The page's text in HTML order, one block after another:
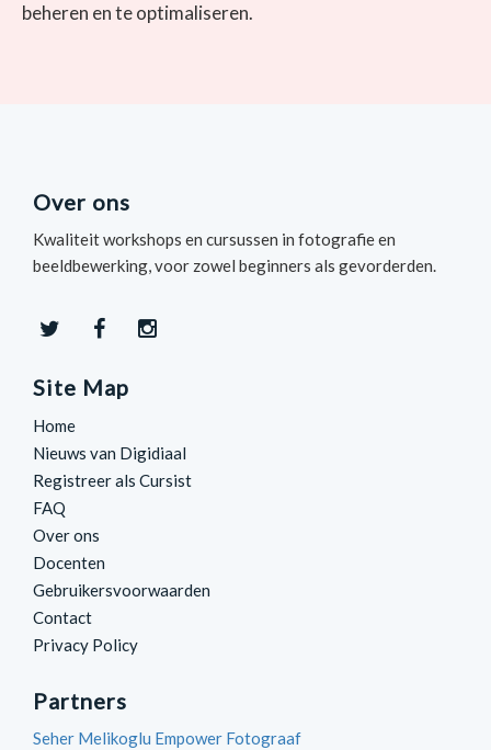
beheren en te optimaliseren.
Over ons
Kwaliteit workshops en cursussen in fotografie en
beeldbewerking, voor zowel beginners als gevorderden.
Site Map
Home
Nieuws van Digidiaal
Registreer als Cursist
FAQ
Over ons
Docenten
Gebruikersvoorwaarden
Contact
Privacy Policy
Partners
Seher Melikoglu Empower Fotograaf